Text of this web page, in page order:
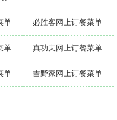
单 必胜客网上订餐菜单
单 真功夫网上订餐菜单
单 吉野家网上订餐菜单